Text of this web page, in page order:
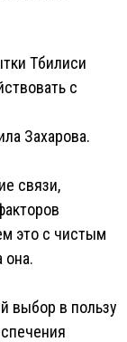
Тбилиси
с
Захарова.
связи,
это с чистым
она.
выбор в пользу